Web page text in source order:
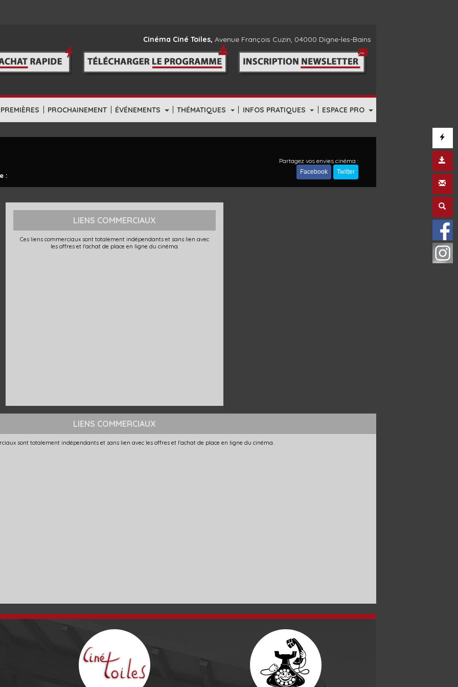
| PROCHAINEMENT | ÉVÉNEMENTS | THÉMATIQUES | INFOS PRATIQUES | ESPACE PRO
Cinéma Ciné Toiles, Avenue François Cuzin, 04000 Digne-les-Bains
:
Partagez vos envies cinéma :
Facebook Twitter
LIENS COMMERCIAUX
Ces liens commerciaux sont totalement indépendants et sans lien avec
les offres et l'achat de place en ligne du cinéma.
LIENS COMMERCIAUX
sont totalement indépendants et sans lien avec les offres et l'achat de place en ligne du cinéma.